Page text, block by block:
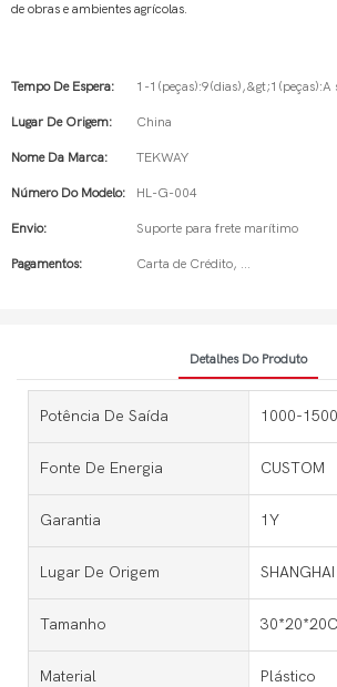
de obras e ambientes agrícolas.
Tempo De Espera: 1-1(peças):9(dias),&gt;1(peças):A
Lugar De Origem: China
Nome Da Marca: TEKWAY
Número Do Modelo: HL-G-004
Envio: Suporte para frete marítimo
Pagamentos: Carta de Crédito, ...
Detalhes Do Produto
Potência De Saída 1000-
Fonte De Energia CUSTOM
Garantia 1Y
Lugar De Origem SHANGHAI
Tamanho
Material Plástico